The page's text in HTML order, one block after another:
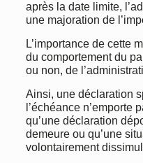
après la date limite,
une majoration de
L’importance de cette
du comportement du
ou non, de
Ainsi, une déclaration
l’échéance n’emporte
qu’une déclaration
demeure ou qu’une
volontairement